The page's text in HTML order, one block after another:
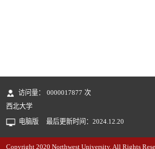
访问量： 0000017877 次
西北大学
电脑版
最后更新时间： 2024.12.20
Copyright 2020 Northwest University. All Rights